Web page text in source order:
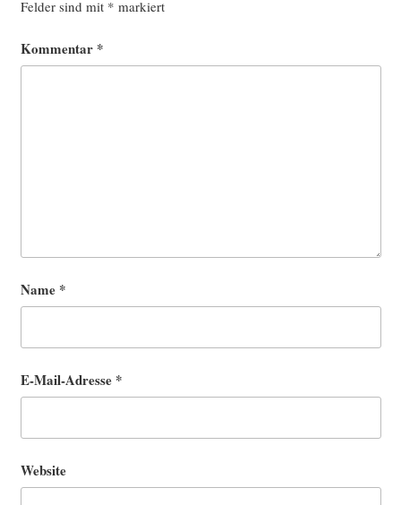
Felder sind mit * markiert
Kommentar *
Name *
E-Mail-Adresse *
Website